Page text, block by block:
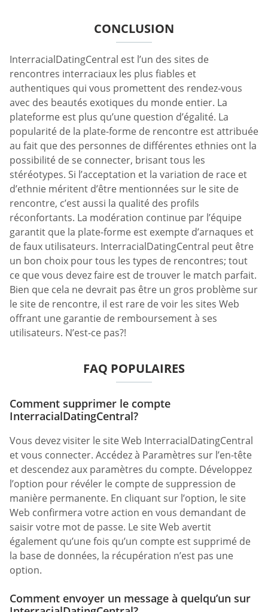
CONCLUSION
InterracialDatingCentral est l’un des sites de
rencontres interraciaux les plus fiables et
authentiques qui vous promettent des rendez-vous
avec des beautés exotiques du monde entier. La
plateforme est plus qu’une question d’égalité. La
popularité de la plate-forme de rencontre est attribuée
au fait que des personnes de différentes ethnies ont la
possibilité de se connecter, brisant tous les
stéréotypes. Si l’acceptation et la variation de race et
d’ethnie méritent d’être mentionnées sur le site de
rencontre, c’est aussi la qualité des profils
réconfortants. La modération continue par l’équipe
garantit que la plate-forme est exempte d’arnaques et
de faux utilisateurs. InterracialDatingCentral peut être
un bon choix pour tous les types de rencontres; tout
ce que vous devez faire est de trouver le match parfait.
Bien que cela ne devrait pas être un gros problème sur
le site de rencontre, il est rare de voir les sites Web
offrant une garantie de remboursement à ses
utilisateurs. N’est-ce pas?!
FAQ POPULAIRES
Comment supprimer le compte
InterracialDatingCentral?
Vous devez visiter le site Web InterracialDatingCentral
et vous connecter. Accédez à Paramètres sur l’en-tête
et descendez aux paramètres du compte. Développez
l’option pour révéler le compte de suppression de
manière permanente. En cliquant sur l’option, le site
Web confirmera votre action en vous demandant de
saisir votre mot de passe. Le site Web avertit
également qu’une fois qu’un compte est supprimé de
la base de données, la récupération n’est pas une
option.
Comment envoyer un message à quelqu’un sur